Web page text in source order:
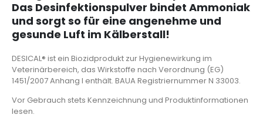
Das Desinfektionspulver bindet Ammoniak
und sorgt so für eine angenehme und
gesunde Luft im Kälberstall!
DESICAL® ist ein Biozidprodukt zur Hygienewirkung im
Veterinärbereich, das Wirkstoffe nach Verordnung (EG)
1451/2007 Anhang I enthält. BAUA Registriernummer N 33003.
Vor Gebrauch stets Kennzeichnung und Produktinformationen
lesen.